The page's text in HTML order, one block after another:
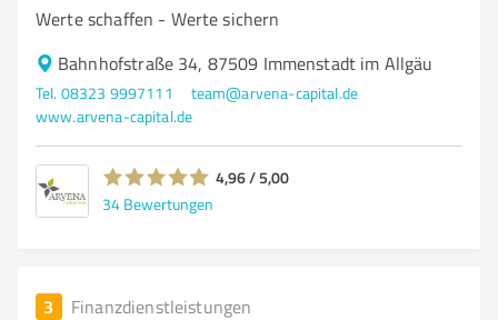
Werte schaffen - Werte sichern
Bahnhofstraße 34, 87509 Immenstadt im Allgäu
Tel. 08323 9997111
team@arvena-capital.de
www.arvena-capital.de
4,96 / 5,00
34 Bewertungen
3 Finanzdienstleistungen